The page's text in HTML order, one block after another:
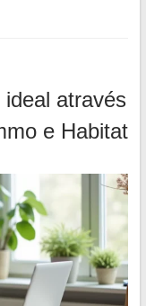
através
e Habitat